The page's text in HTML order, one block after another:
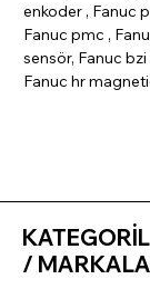
enkoder , Fanuc
Fanuc pmc ,
sensör, Fanuc
Fanuc hr
/